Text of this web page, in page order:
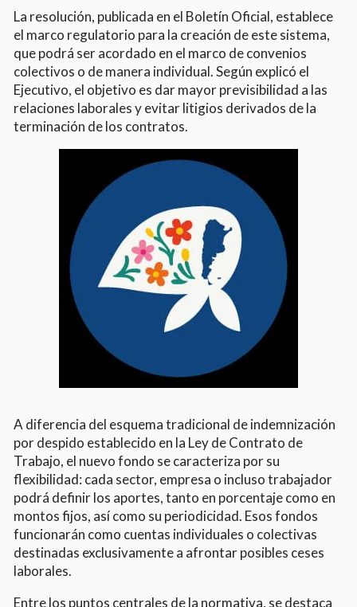
La resolución, publicada en el Boletín Oficial, establece
el marco regulatorio para la creación de este sistema,
que podrá ser acordado en el marco de convenios
colectivos o de manera individual. Según explicó el
Ejecutivo, el objetivo es dar mayor previsibilidad a las
relaciones laborales y evitar litigios derivados de la
terminación de los contratos.
A diferencia del esquema tradicional de indemnización
por despido establecido en la Ley de Contrato de
Trabajo, el nuevo fondo se caracteriza por su
flexibilidad: cada sector, empresa o incluso trabajador
podrá definir los aportes, tanto en porcentaje como en
montos fijos, así como su periodicidad. Esos fondos
funcionarán como cuentas individuales o colectivas
destinadas exclusivamente a afrontar posibles ceses
laborales.
Entre los puntos centrales de la normativa, se destaca